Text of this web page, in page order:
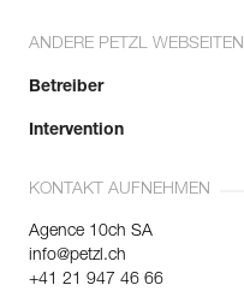
ANDERE PETZL WEBSEITEN
Betreiber
Intervention
KONTAKT AUFNEHMEN
Agence 10ch SA
info@petzl.ch
+41 21 947 46 66